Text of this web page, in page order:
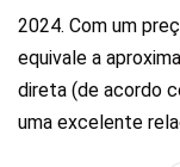
2024. Com um
equivale a
direta (de acordo
uma excelente